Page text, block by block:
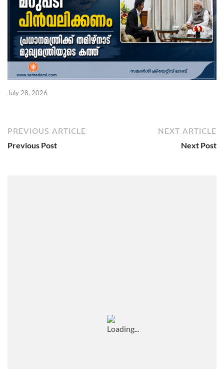
July 28, 2026
PREVIOUS ARTICLE
Previous Post
NEXT ARTICLE
Next Post